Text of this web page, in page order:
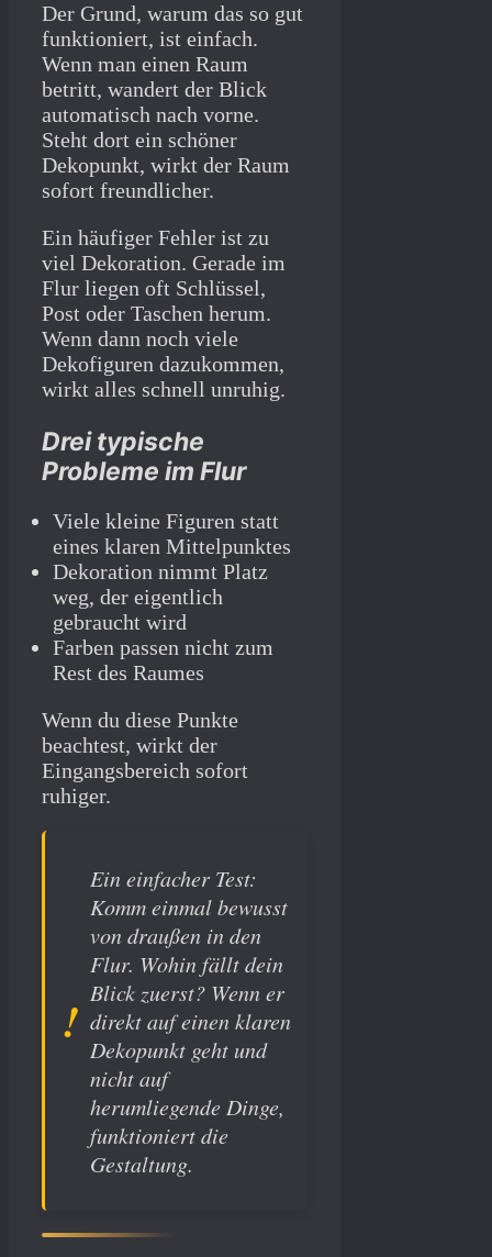
Der Grund, warum das so gut
funktioniert, ist einfach.
Wenn man einen Raum
betritt, wandert der Blick
automatisch nach vorne.
Steht dort ein schöner
Dekopunkt, wirkt der Raum
sofort freundlicher.
Ein häufiger Fehler ist zu
viel Dekoration. Gerade im
Flur liegen oft Schlüssel,
Post oder Taschen herum.
Wenn dann noch viele
Dekofiguren dazukommen,
wirkt alles schnell unruhig.
Drei typische
Probleme im Flur
Viele kleine Figuren statt
eines klaren Mittelpunktes
Dekoration nimmt Platz
weg, der eigentlich
gebraucht wird
Farben passen nicht zum
Rest des Raumes
Wenn du diese Punkte
beachtest, wirkt der
Eingangsbereich sofort
ruhiger.
Ein einfacher Test:
Komm einmal bewusst
von draußen in den
Flur. Wohin fällt dein
Blick zuerst? Wenn er
direkt auf einen klaren
Dekopunkt geht und
nicht auf
herumliegende Dinge,
funktioniert die
Gestaltung.